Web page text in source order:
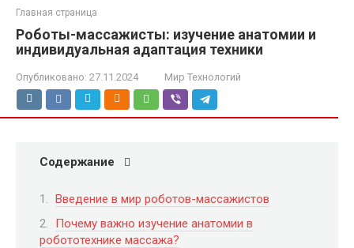
Главная страница
Роботы-массажисты: изучение анатомии и
индивидуальная адаптация техники
Опубликовано: 27.11.2024 Мир Технологий
Содержание
Введение в мир роботов-массажистов
Почему важно изучение анатомии в
робототехнике массажа?